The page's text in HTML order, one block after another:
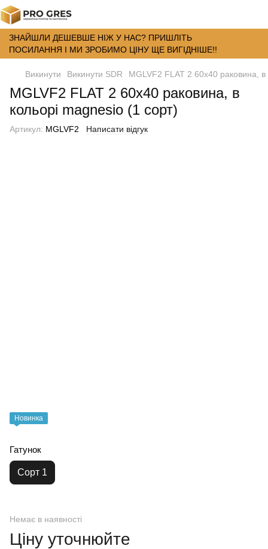
ЗНАЙШЛИ ДЕШЕВШЕ НІЖ У НАС? ПРИШЛІТЬ
ПОСИЛАННЯ І МИ ЗРОБИМО ЦІНУ ЩЕ ВИГІДНІШЕ!!
Викинути Викинути SDR MGLVF2 FLAT 2 60x40 раковина, в
MGLVF2 FLAT 2 60x40 раковина, в
кольорі magnesio (1 сорт)
Артикул: MGLVF2 Написати відгук
Новинка
Гатунок
Сорт 1
Немає в наявності
Ціну уточнюйте